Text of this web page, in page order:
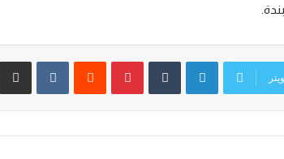
لينكدإن ‏Tumblr بينتيريست ‏Reddit
‏VKontakte مشاركة عبر البريد